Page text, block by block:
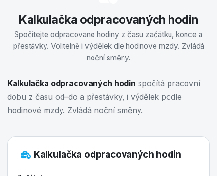
Kalkulačka odpracovaných hodin
Spočítejte odpracované hodiny z času začátku, konce a
přestávky. Volitelně i výdělek dle hodinové mzdy. Zvládá
noční směny.
Kalkulačka odpracovaných hodin spočítá pracovní
dobu z času od–do a přestávky, i výdělek podle
hodinové mzdy. Zvládá noční směny.
Kalkulačka odpracovaných hodin